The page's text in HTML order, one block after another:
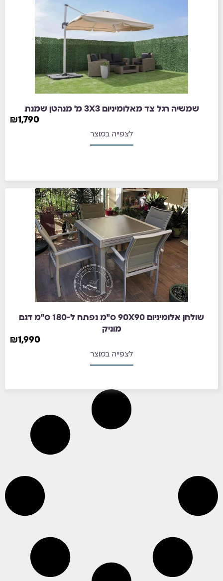
שמשיה רגל צד מאלומיניום 3X3 מ' מנהטן שמנת
₪1,790
לצפייה במוצר
שולחן אלומיניום 90X90 ס"מ נפתח ל-180 ס"מ דגם
מוניק
₪1,990
לצפייה במוצר